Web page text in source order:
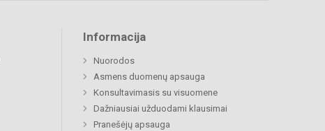
Informacija
Nuorodos
Asmens duomenų apsauga
Konsultavimasis su visuomene
Dažniausiai užduodami klausimai
Pranešėjų apsauga